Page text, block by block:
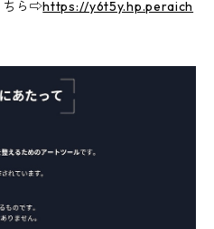
ちら⇨https://y6t5y.hp.peraich